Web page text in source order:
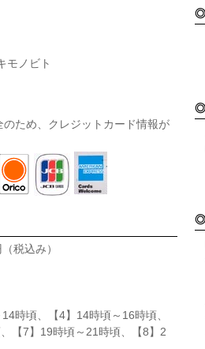
ノビト
ため、クレジットカード情報が
税込み）
時頃、【4】14時頃～16時頃、
【7】19時頃～21時頃、【8】2